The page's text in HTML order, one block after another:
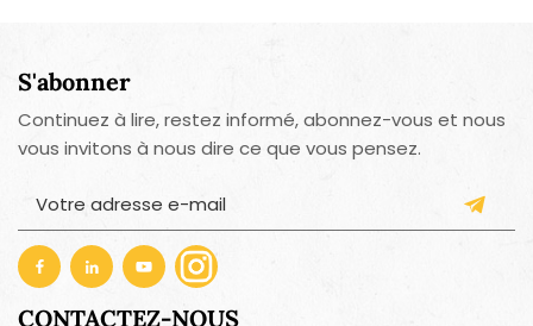
S'abonner
Continuez à lire, restez informé, abonnez-vous et nous
vous invitons à nous dire ce que vous pensez.
CONTACTEZ-NOUS